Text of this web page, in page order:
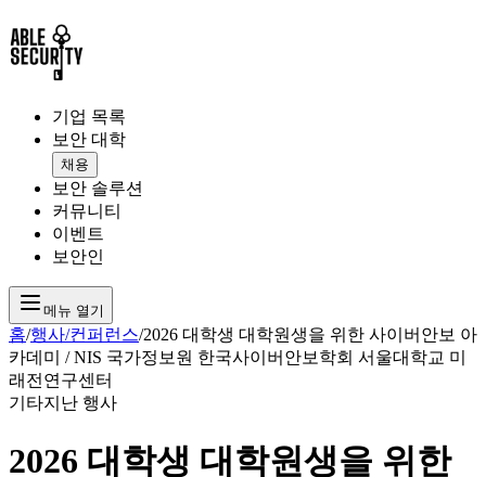
기업 목록
보안 대학
채용
보안 솔루션
커뮤니티
이벤트
보안인
메뉴 열기
홈/행사/컨퍼런스/2026 대학생 대학원생을 위한 사이버안보 아
카데미 / NIS 국가정보원 한국사이버안보학회 서울대학교 미
래전연구센터
기타지난 행사
2026 대학생 대학원생을 위한